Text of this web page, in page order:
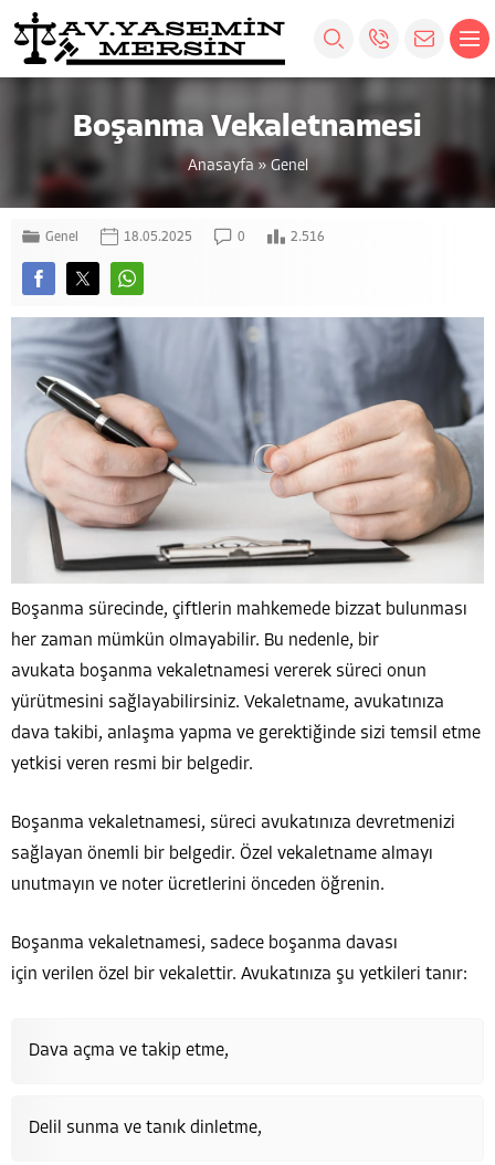
Boşanma Vekaletnamesi
Anasayfa » Genel
Genel 18.05.2025 0 2.516
Boşanma sürecinde, çiftlerin mahkemede bizzat bulunması
her zaman mümkün olmayabilir. Bu nedenle, bir
avukata boşanma vekaletnamesi vererek süreci onun
yürütmesini sağlayabilirsiniz. Vekaletname, avukatınıza
dava takibi, anlaşma yapma ve gerektiğinde sizi temsil etme
yetkisi veren resmi bir belgedir.
Boşanma vekaletnamesi, süreci avukatınıza devretmenizi
sağlayan önemli bir belgedir. Özel vekaletname almayı
unutmayın ve noter ücretlerini önceden öğrenin.
Boşanma vekaletnamesi, sadece boşanma davası
için verilen özel bir vekalettir. Avukatınıza şu yetkileri tanır:
Dava açma ve takip etme,
Delil sunma ve tanık dinletme,